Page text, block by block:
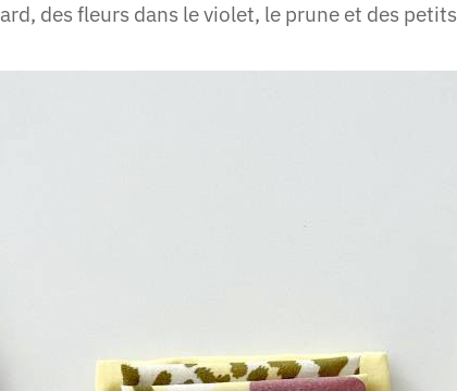
des fleurs dans le violet, le prune et des